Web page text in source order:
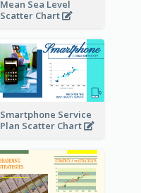
Mean Sea Level
Scatter Chart
Smartphone Service
Plan Scatter Chart